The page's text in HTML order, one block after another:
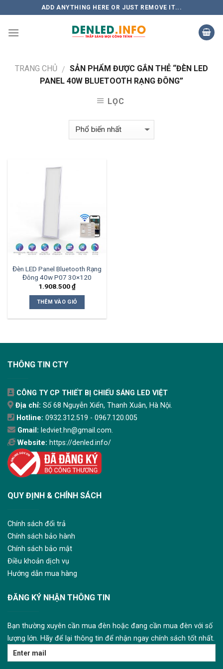
to
content
ADD ANYTHING HERE OR JUST REMOVE IT...
TRANG CHỦ / SẢN PHẨM ĐƯỢC GẮN THẺ “ĐÈN LED
PANEL 40W BLUETOOTH RẠNG ĐÔNG”
LỌC
Đèn LED Panel Bluetooth Rạng
Đông 40w P07 30×120
1.908.500₫
THÊM VÀO GIỎ
THÔNG TIN CTY
CÔNG TY CP THIẾT BỊ CHIẾU SÁNG LED VIỆT
Địa chỉ: Số 68 Nguyễn Xiển, Thanh Xuân, Hà Nội.
Hotline: 0932.312.519 - 0967.120.005
Gmail: ledviet.hn@gmail.com.
Website: https://denled.info/
QUY ĐỊNH & CHÍNH SÁCH
Chính sách đổi trả
Chính sách bảo hành
Chính sách bảo mật
Điều khoản dịch vụ
Hướng dẫn mua hàng
ĐĂNG KÝ NHẬN THÔNG TIN
Bạn thường xuyên cần mua đèn hoặc đang cần mua đèn với số
lượng lớn. Hãy để lại thông tin để nhận ngay chính sách tốt nhất.